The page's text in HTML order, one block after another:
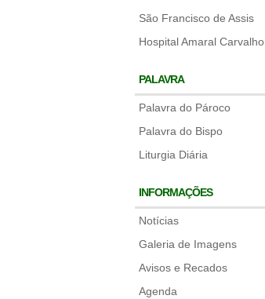
São Francisco de Assis
Hospital Amaral Carvalho
PALAVRA
Palavra do Pároco
Palavra do Bispo
Liturgia Diária
INFORMAÇÕES
Notícias
Galeria de Imagens
Avisos e Recados
Agenda